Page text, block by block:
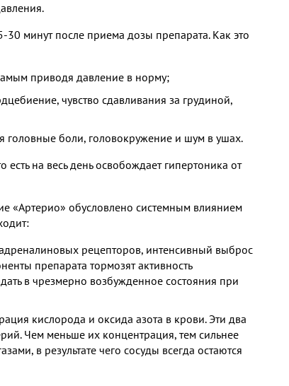
минут после приема дозы препарата. Как это
приводя давление в норму;
чувство сдавливания за грудиной,
головные боли, головокружение и шум в ушах.
на весь день освобождает гипертоника от
«Артерио» обусловлено системным влиянием
рецепторов, интенсивный выброс
препарата тормозят активность
в чрезмерно возбужденное состояния при
кислорода и оксида азота в крови. Эти два
Чем меньше их концентрация, тем сильнее
в результате чего сосуды всегда остаются